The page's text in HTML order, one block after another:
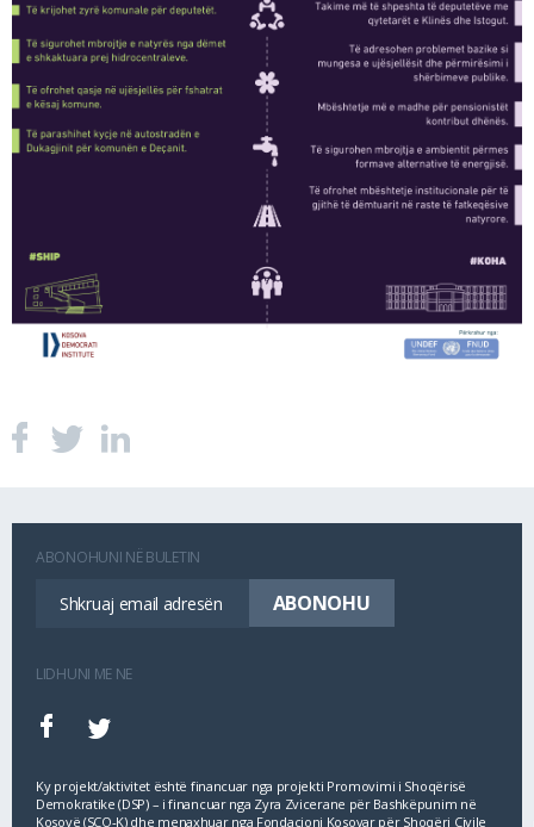
ABONOHUNI NË BULETIN
LIDHUNI ME NE
Ky projekt/aktivitet është financuar nga projekti Promovimi i Shoqërisë
Demokratike (DSP) – i financuar nga Zyra Zvicerane për Bashkëpunim në
Kosovë (SCO‐K) dhe menaxhuar nga Fondacioni Kosovar për Shoqëri Civile